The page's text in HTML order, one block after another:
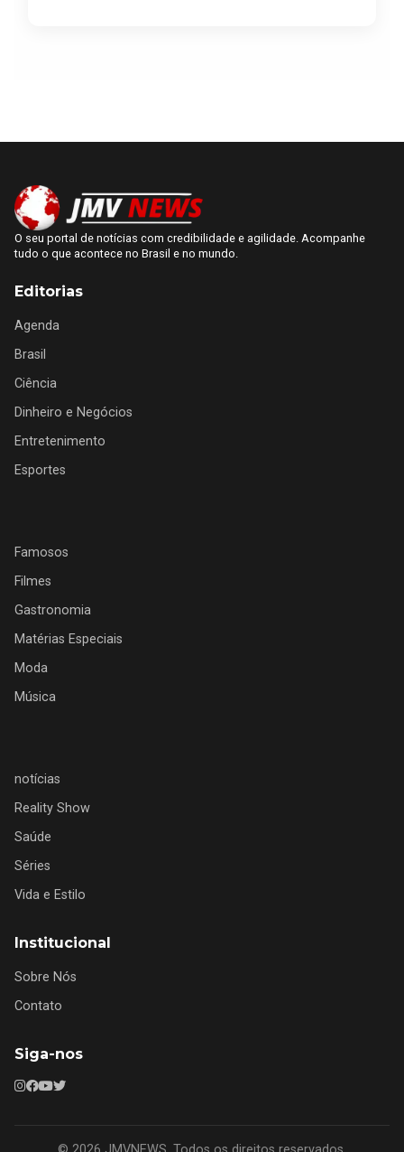
O seu portal de notícias com credibilidade e agilidade. Acompanhe
tudo o que acontece no Brasil e no mundo.
Editorias
Agenda
Brasil
Ciência
Dinheiro e Negócios
Entretenimento
Esportes
Famosos
Filmes
Gastronomia
Matérias Especiais
Moda
Música
notícias
Reality Show
Saúde
Séries
Vida e Estilo
Institucional
Sobre Nós
Contato
Siga-nos